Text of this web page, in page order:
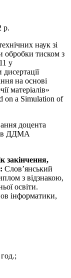
р.
наук зі
обробки тиском з
у
на основі
матеріалів»
on a Simulation of
доцента
ДДМА
закінчення,
Слов’янський
з відзнакою,
освіти.
інформатики,